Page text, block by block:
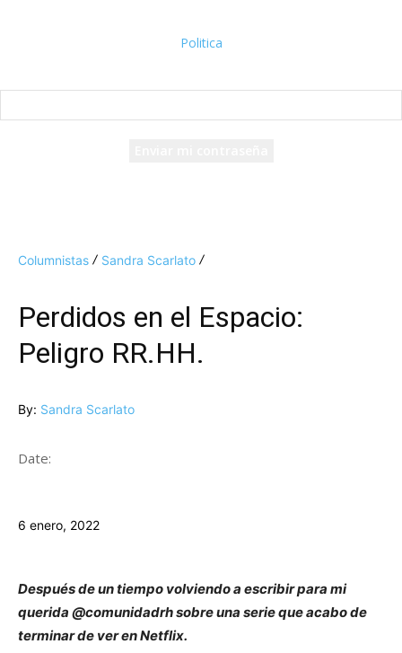
Politica
Columnistas Sandra Scarlato
Perdidos en el Espacio:
Peligro RR.HH.
By: Sandra Scarlato
Date:
6 enero, 2022
Después de un tiempo volviendo a escribir para mi
querida @comunidadrh sobre una serie que acabo de
terminar de ver en Netflix.